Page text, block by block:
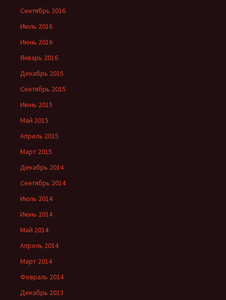
Сентябрь 2016
Июль 2016
Июнь 2016
Январь 2016
Декабрь 2015
Сентябрь 2015
Июнь 2015
Май 2015
Апрель 2015
Март 2015
Декабрь 2014
Сентябрь 2014
Июль 2014
Июнь 2014
Май 2014
Апрель 2014
Март 2014
Февраль 2014
Декабрь 2013